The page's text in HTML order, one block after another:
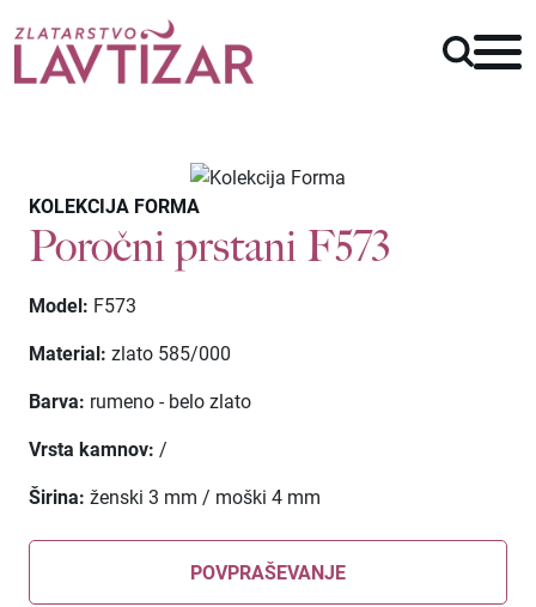
KOLEKCIJA FORMA
Poročni prstani F573
Model: F573
Material: zlato 585/000
Barva: rumeno - belo zlato
Vrsta kamnov: /
Širina: ženski 3 mm / moški 4 mm
POVPRAŠEVANJE